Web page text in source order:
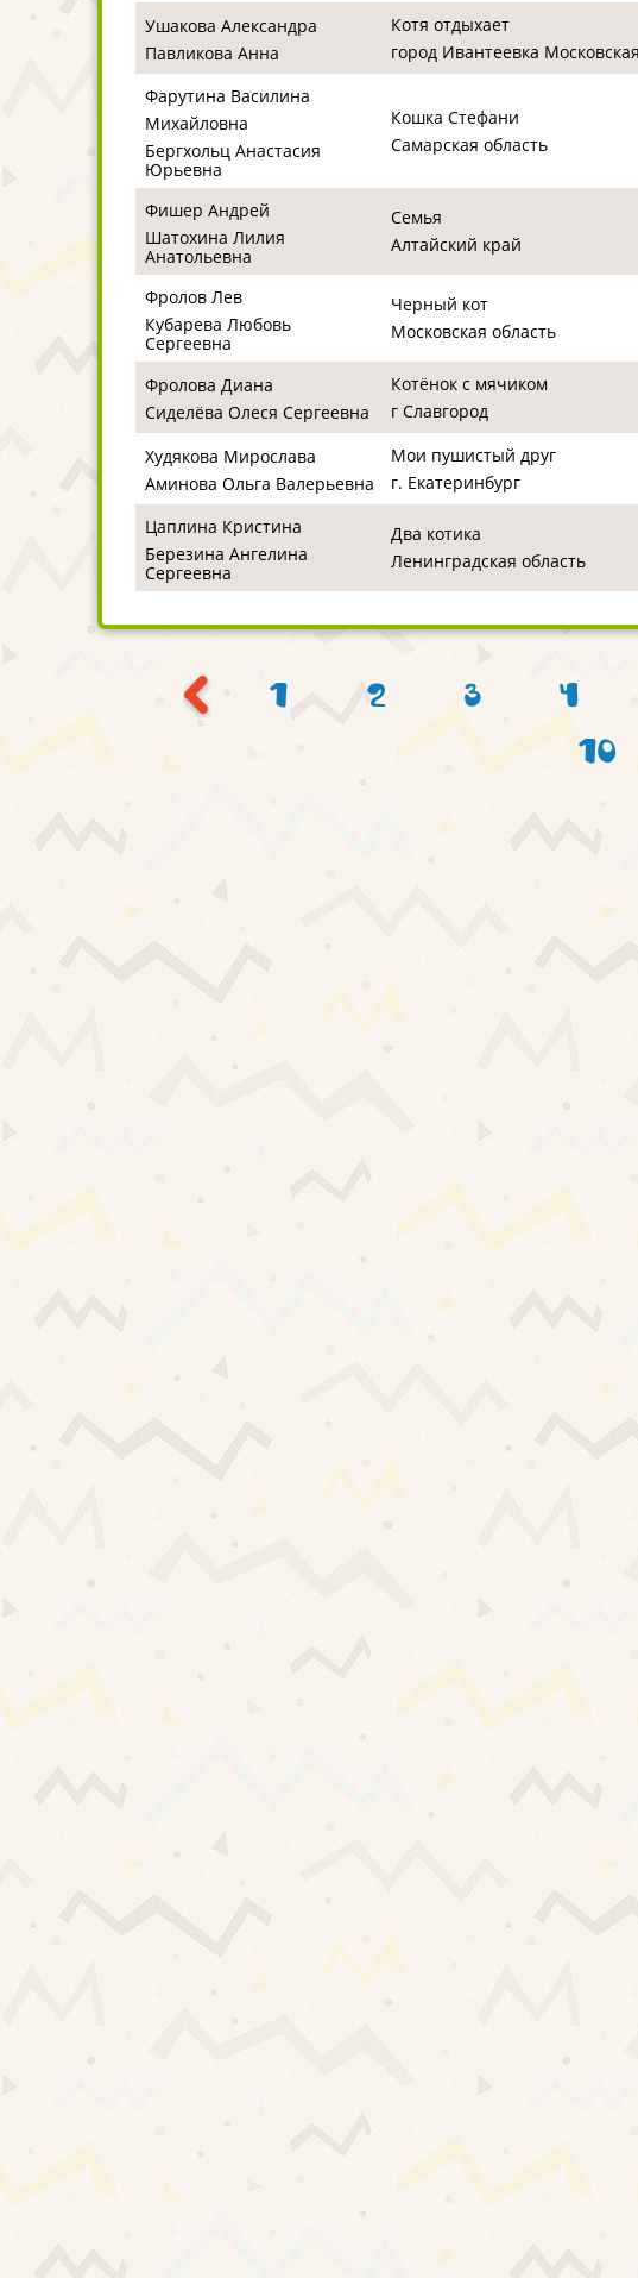
Ушакова Александра
Павликова Анна
Котя отдыхает
город Ивантеевка
Фарутина Василина
Михайловна
Бергхольц Анастасия
Юрьевна
Кошка Стефани
Самарская область
Фишер Андрей
Шатохина Лилия
Анатольевна
Семья
Алтайский край
Фролов Лев
Кубарева Любовь
Сергеевна
Черный кот
Московская область
Фролова Диана
Сиделëва Олеся Сергеевна
Котёнок с мячиком
г Славгород
Худякова Мирослава
Аминова Ольга Валерьевна
Мои пушистый друг
г. Екатеринбург
Цаплина Кристина
Березина Ангелина
Сергеевна
Два котика
Ленинградская область
1 2 3 4
10